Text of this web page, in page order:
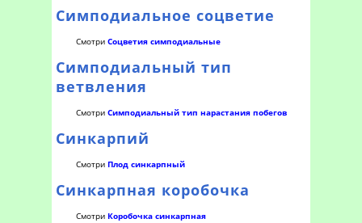
Симподиальное соцветие
Смотри Соцветия симподиальные
Симподиальный тип
ветвления
Смотри Симподиальный тип нарастания побегов
Синкарпий
Смотри Плод синкарпный
Синкарпная коробочка
Смотри Коробочка синкарпная